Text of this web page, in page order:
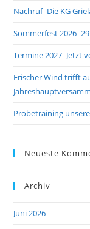
Nachruf -Die KG
Sommerfest 2026 -
Termine 2027 -Jetzt
Frischer Wind trifft
Probetraining
Neueste
Archiv
Juni 2026